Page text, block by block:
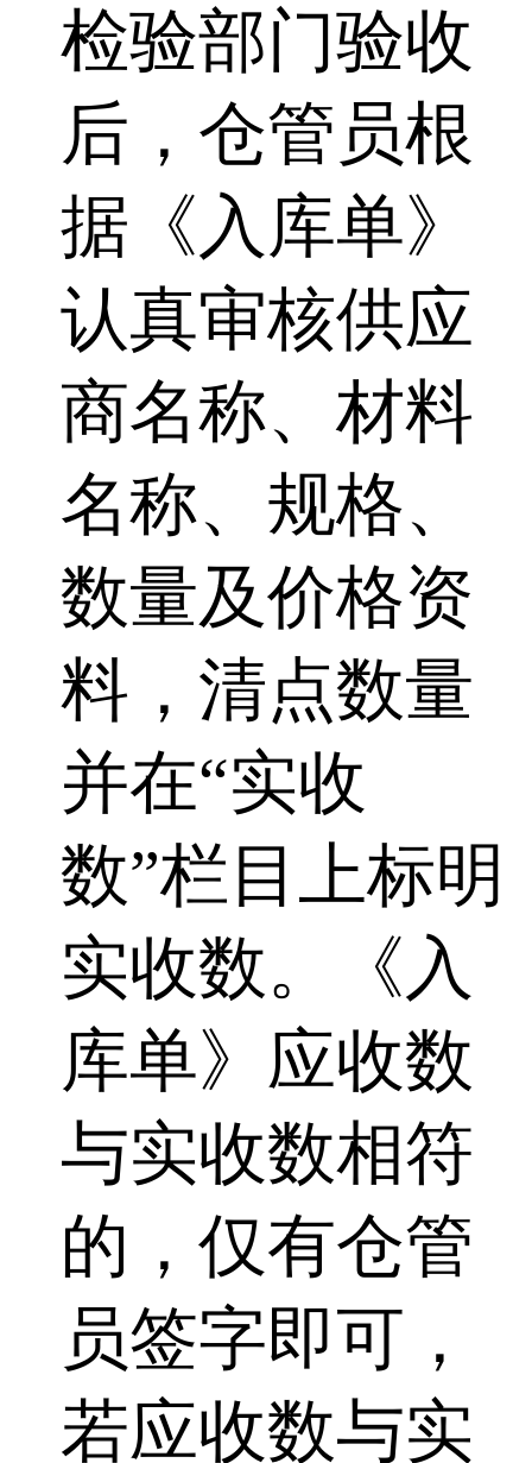
检验部门验收
后，仓管员根
据《入库单》
认真审核供应
商名称、材料
名称、规格、
数量及价格资
料，清点数量
并在“实收
数”栏目上标明
实收数。《入
库单》应收数
与实收数相符
的，仅有仓管
员签字即可，
若应收数与实